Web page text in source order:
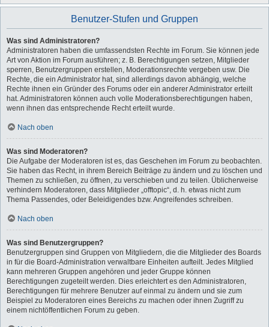
Benutzer-Stufen und Gruppen
Was sind Administratoren?
Administratoren haben die umfassendsten Rechte im Forum. Sie können jede
Art von Aktion im Forum ausführen; z. B. Berechtigungen setzen, Mitglieder
sperren, Benutzergruppen erstellen, Moderationsrechte vergeben usw. Die
Rechte, die ein Administrator hat, sind allerdings davon abhängig, welche
Rechte ihnen ein Gründer des Forums oder ein anderer Administrator erteilt
hat. Administratoren können auch volle Moderationsberechtigungen haben,
wenn ihnen das entsprechende Recht erteilt wurde.
Nach oben
Was sind Moderatoren?
Die Aufgabe der Moderatoren ist es, das Geschehen im Forum zu beobachten.
Sie haben das Recht, in ihrem Bereich Beiträge zu ändern und zu löschen und
Themen zu schließen, zu öffnen, zu verschieben und zu teilen. Üblicherweise
verhindern Moderatoren, dass Mitglieder „offtopic“, d. h. etwas nicht zum
Thema Passendes, oder Beleidigendes bzw. Angreifendes schreiben.
Nach oben
Was sind Benutzergruppen?
Benutzergruppen sind Gruppen von Mitgliedern, die die Mitglieder des Boards
in für die Board-Administration verwaltbare Einheiten aufteilt. Jedes Mitglied
kann mehreren Gruppen angehören und jeder Gruppe können
Berechtigungen zugeteilt werden. Dies erleichtert es den Administratoren,
Berechtigungen für mehrere Benutzer auf einmal zu ändern und sie zum
Beispiel zu Moderatoren eines Bereichs zu machen oder ihnen Zugriff zu
einem nichtöffentlichen Forum zu geben.